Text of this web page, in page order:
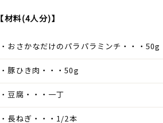
【材料(4人分)】
おさかなだけのパラパラミンチ・・・50g
豚ひき肉・・・50g
豆腐・・・一丁
長ねぎ・・・1/2本